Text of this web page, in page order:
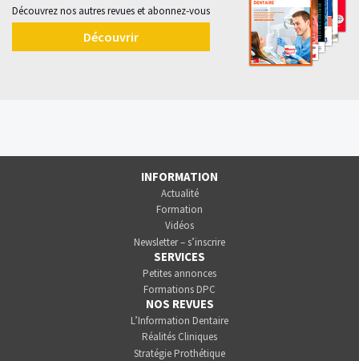
Découvrez nos autres revues et abonnez-vous
Découvrir
INFORMATION
Actualité
Formation
Vidéos
Newsletter – s’inscrire
SERVICES
Petites annonces
Formations DPC
NOS REVUES
L’Information Dentaire
Réalités Cliniques
Stratégie Prothétique